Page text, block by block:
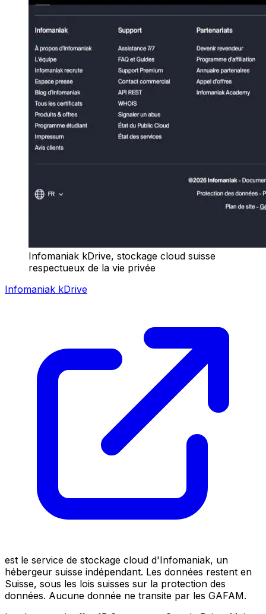
Infomaniak kDrive, stockage cloud suisse
respectueux de la vie privée
Infomaniak kDrive
est le service de stockage cloud d'Infomaniak, un
hébergeur suisse indépendant. Les données restent en
Suisse, sous les lois suisses sur la protection des
données. Aucune donnée ne transite par les GAFAM.